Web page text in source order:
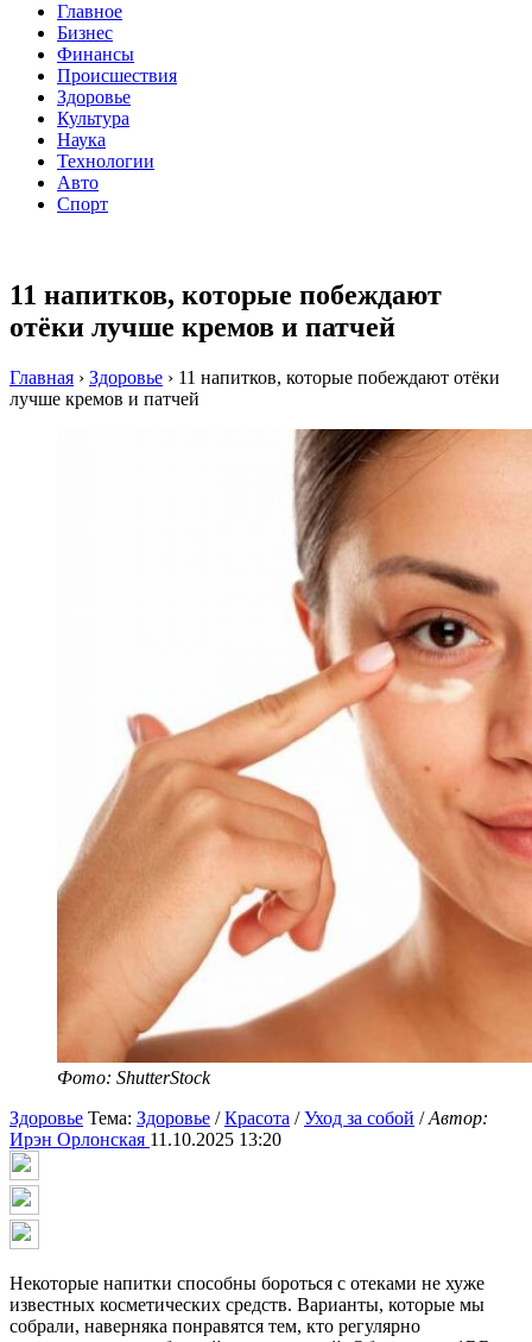
Главное
Бизнес
Финансы
Происшествия
Здоровье
Культура
Наука
Технологии
Авто
Спорт
11 напитков, которые побеждают
отёки лучше кремов и патчей
Главная › Здоровье › 11 напитков, которые побеждают отёки
лучше кремов и патчей
Фото: ShutterStock
Здоровье Тема: Здоровье /Красота /Уход за собой /Автор:
Ирэн Орлонская 11.10.2025 13:20
Некоторые напитки способны бороться с отеками не хуже
известных косметических средств. Варианты, которые мы
собрали, наверняка понравятся тем, кто регулярно